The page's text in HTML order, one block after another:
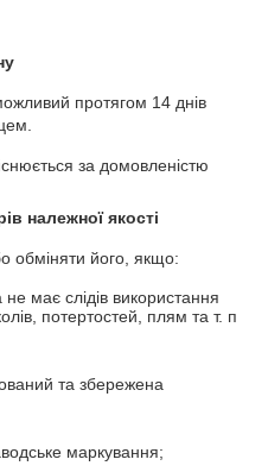
протягом 14 днів
за домовленістю
належної якості
обміняти його, якщо:
має слідів використання
потертостей, плям та т. п
та збережена
маркування;